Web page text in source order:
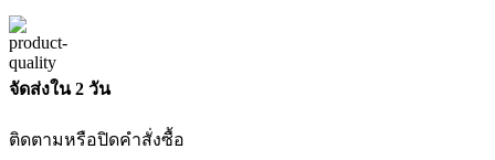
จัดส่งใน 2 วัน
ติดตามหรือปิดคำสั่งซื้อ